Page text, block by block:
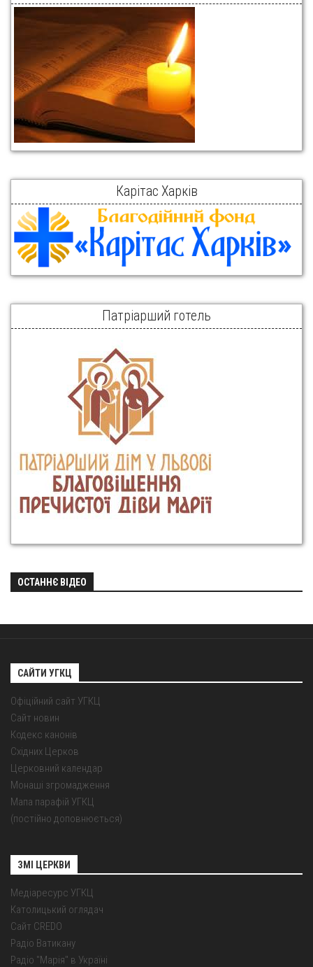
Карітас Харків
Патріарший готель
ОСТАННЄ ВІДЕО
САЙТИ УГКЦ
Офіційний сайт УГКЦ
Сайт новин
Кодекс канонів
Східних Церков
Церковний календар
Монаші згромадження
Мапа парафій УГКЦ
(постійно доповнюється)
ЗМІ ЦЕРКВИ
Медіаресурс УГКЦ
Католицький оглядач
Сайт CREDO
Радіо Ватикану
Радіо "Марія" в Україні